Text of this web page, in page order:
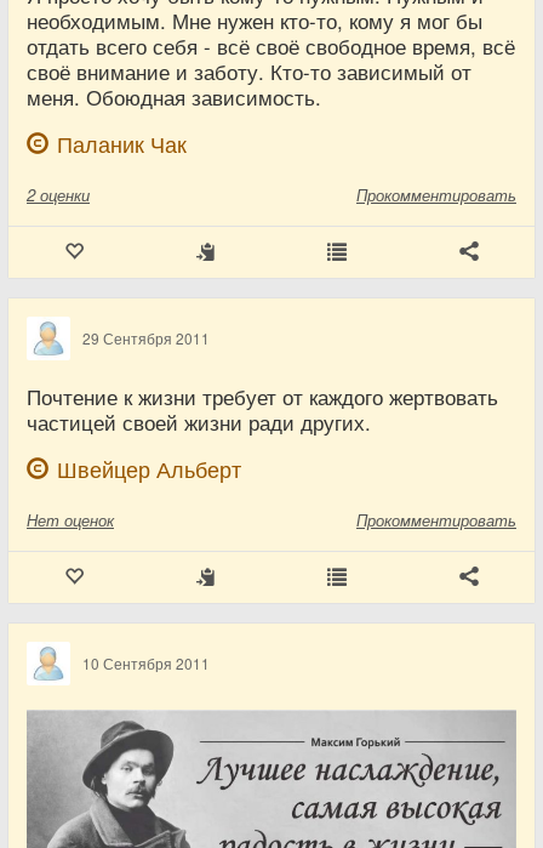
необходимым. Мне нужен кто-то, кому я мог бы
отдать всего себя - всё своё свободное время, всё
своё внимание и заботу. Кто-то зависимый от
меня. Обоюдная зависимость.
Паланик Чак
2 оценки Прокомментировать
29 Сентября 2011
Почтение к жизни требует от каждого жертвовать
частицей своей жизни ради других.
Швейцер Альберт
Нет оценок Прокомментировать
10 Сентября 2011